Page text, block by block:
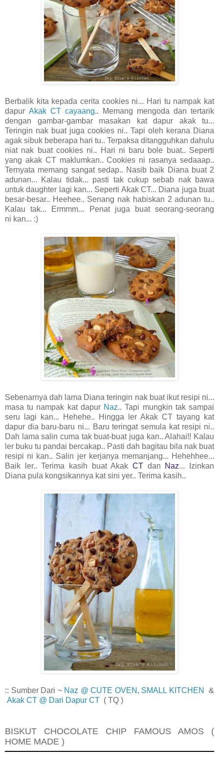
Berbalik kita kepada cerita cookies ni... Hari tu nampak kat
dapur Akak CT cayaang.. Memang mengoda dan tertarik
dengan gambar-gambarmasakan kat dapur akak tu...
Teringin nak buat juga cookies ni.. Tapi oleh kerana Diana
agak sibuk beberapa hari tu.. Terpaksa ditangguhkan dahulu
niat nak buat cookies ni.. Hari ni baru bole buat.. Seperti
yang akak CT maklumkan.. Cookies ni rasanya sedaaap..
Ternyata memang sangat sedap.. Nasib baik Diana buat 2
adunan... Kalau tidak... pasti tak cukup sebab nak bawa
untuk daughter lagi kan... Seperti Akak CT... Diana juga buat
besar-besar.. Heehee.. Senang nak habiskan 2 adunan tu..
Kalau tak... Ermmm... Penat juga buat seorang-seorang
ni kan... :)
Sebenarnya dah lama Diana teringin nak buat ikut resipi ni...
masa tu nampak kat dapur Naz.. Tapi mungkin tak sampai
seru lagi kan... Hehehe.. Hingga ler Akak CT tayang kat
dapur dia baru-baru ni... Baru teringat semula kat resipi ni..
Dah lama salin cuma tak buat-buat juga kan.. Alahai!! Kalau
ler buku tu pandai bercakap.. Pasti dah bagitau bila nak buat
resipi ni kan.. Salin jer kerjanya memanjang... Hehehhee...
Baik ler.. Terima kasih buat Akak CT dan Naz... Izinkan
Diana pula kongsikannya kat sini yer.. Terima kasih..
:: Sumber Dari ~ Naz @ CUTE OVEN, SMALL KITCHEN
&
Akak CT @ Dari Dapur CT ( TQ )
BISKUT CHOCOLATE CHIP FAMOUS AMOS (
HOME MADE )